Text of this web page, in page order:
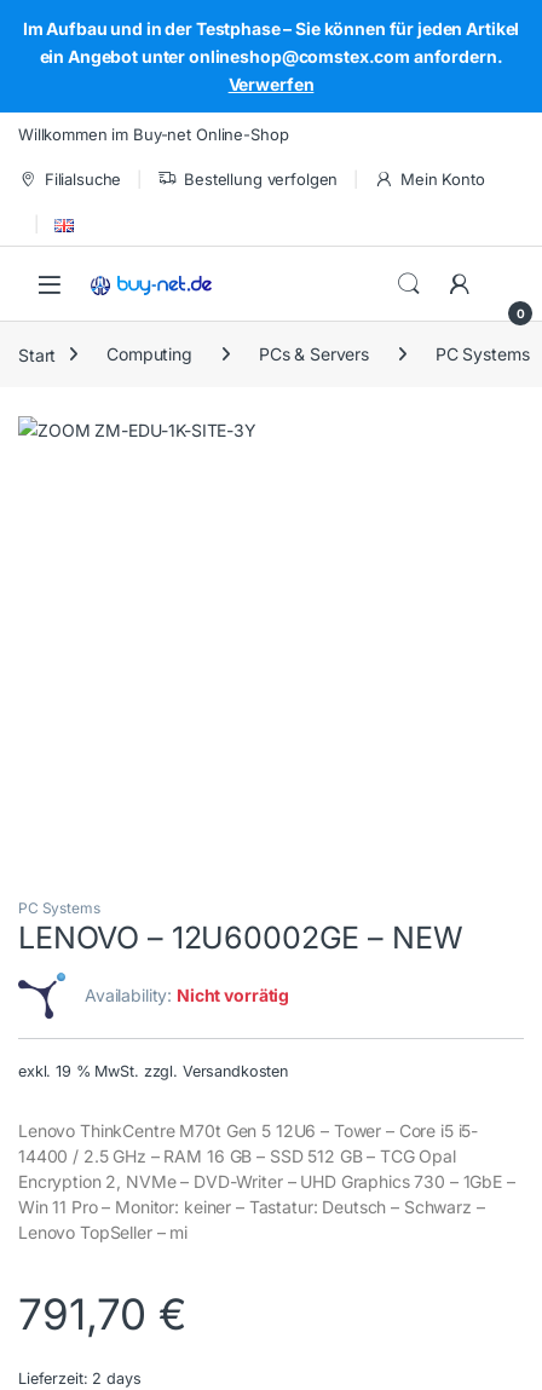
Im Aufbau und in der Testphase – Sie können für jeden Artikel
ein Angebot unter onlineshop@comstex.com anfordern.
Verwerfen
Skip to navigation
Skip to content
Willkommen im Buy-net Online-Shop
Filialsuche Bestellung verfolgen Mein Konto
Open
0
Start Computing PCs & Servers PC Systems
PC Systems
LENOVO – 12U60002GE – NEW
Availability: Nicht vorrätig
exkl. 19 % MwSt. zzgl. Versandkosten
Lenovo ThinkCentre M70t Gen 5 12U6 – Tower – Core i5 i5-
14400 / 2.5 GHz – RAM 16 GB – SSD 512 GB – TCG Opal
Encryption 2, NVMe – DVD-Writer – UHD Graphics 730 – 1GbE –
Win 11 Pro – Monitor: keiner – Tastatur: Deutsch – Schwarz –
Lenovo TopSeller – mi
791,70 €
Lieferzeit: 2 days